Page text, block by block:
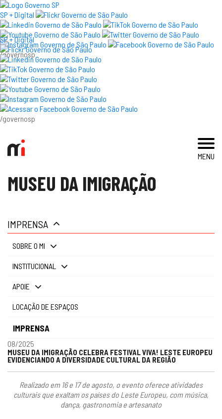
SP + Digital
/governosp
SP + Digital
/governosp
MENU
×
visite
exposições e eventos
acervo e pesquisa
museu
gestão
MUSEU DA IMIGRAÇÃO
IMPRENSA
SOBRE O MI
INSTITUCIONAL
APOIE
LOCAÇÃO DE ESPAÇOS
IMPRENSA
08/2025
MUSEU DA IMIGRAÇÃO CELEBRA FESTIVAL VIVA! LESTE EUROPEU
EVIDENCIANDO A DIVERSIDADE CULTURAL DA REGIÃO
Realizado em 16 e 17 de agosto, o evento oferece atividades
culturais que exaltam os países do Leste Europeu, com música,
dança, gastronomia e artesanato